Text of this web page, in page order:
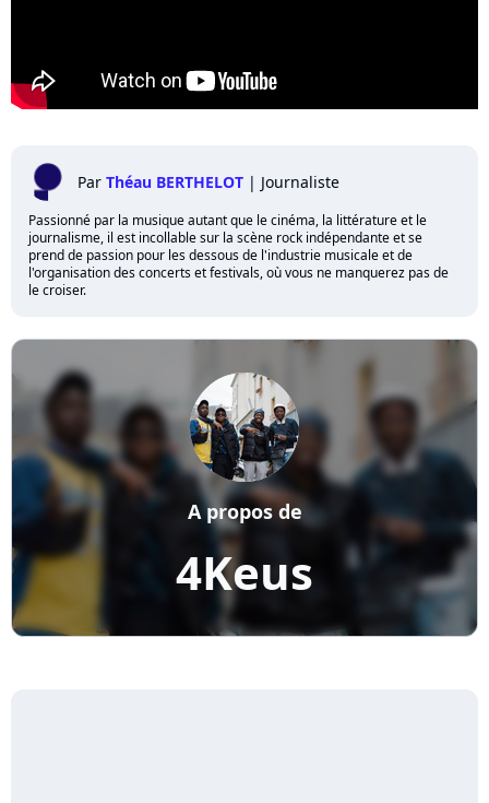
Par Théau BERTHELOT | Journaliste
Passionné par la musique autant que le cinéma, la littérature et le
journalisme, il est incollable sur la scène rock indépendante et se
prend de passion pour les dessous de l'industrie musicale et de
l'organisation des concerts et festivals, où vous ne manquerez pas de
le croiser.
4Keus
A propos de